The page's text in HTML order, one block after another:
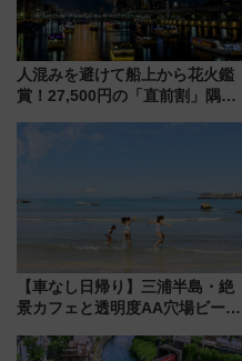
人混みを避けて船上から花火鑑
賞！27,500円の「直前割」隅田
メも持ち込みOK
【車なし日帰り】三浦半島・絶
景カフェと透明度AA穴場ビーチ
用してストレスフリー旅へ行こ